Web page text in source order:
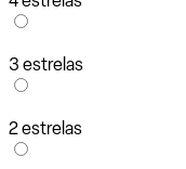
3 estrelas
2 estrelas